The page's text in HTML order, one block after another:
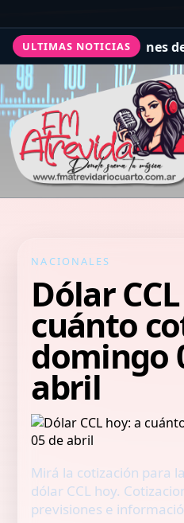
ULTIMAS NOTICIAS
las previsiones de
NACIONALES
Dólar
cuánto
domingo
abril
Mirá la cotización para
dólar CCL hoy.
previsiones e